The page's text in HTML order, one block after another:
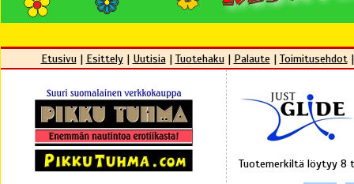
Etusivu| Esittely| Uutisia| Tuotehaku| Palaute | Toimitusehdot
Tuotemerkiltä löytyy 8